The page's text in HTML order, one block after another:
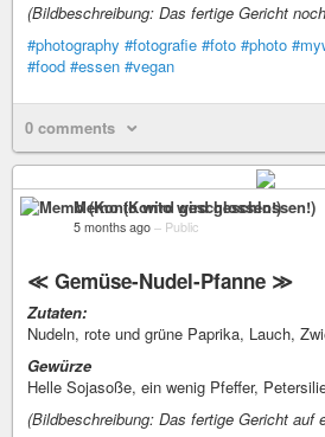
(Bildbeschreibung: Das fertige Gericht
#photography #fotografie #foto #photo
#food #essen #vegan
0 comments
Memo (Konto wird geschlossen!)
5 months ago – Public
≪ Gemüse-Nudel-Pfanne ≫
Zutaten:
Nudeln, rote und grüne Paprika, Lauch,
Gewürze
Helle Sojasoße, ein wenig Pfeffer,
(Bildbeschreibung: Das fertige Gericht auf